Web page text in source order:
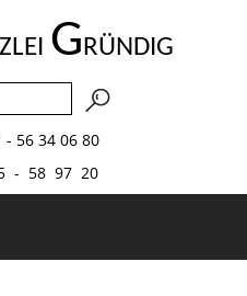
GRÜNDIG
- 56 34 06 80
- 58 97 20